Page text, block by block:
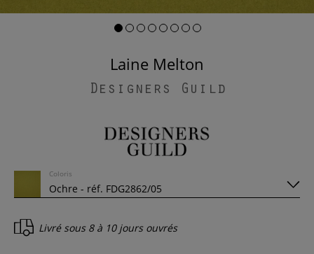
Laine Melton
Designers Guild
Coloris
Livré sous 8 à 10 jours ouvrés